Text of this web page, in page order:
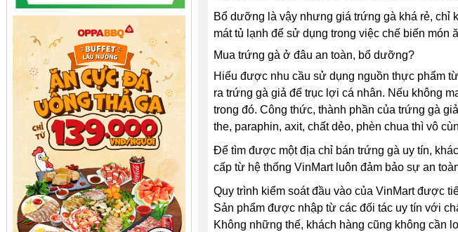
Bổ dưỡng là vậy nhưng giá trứng gà khá rẻ, chỉ
mát tủ lạnh để sử dụng trong việc chế biến món
Mua trứng gà ở đâu an toàn, bổ dưỡng?
Hiểu được nhu cầu sử dụng nguồn thực phẩm
ra trứng gà giả để trục lợi cá nhân. Nếu không
trong đó. Công thức, thành phần của trứng gà
the, paraphin, axit, chất dẻo, phèn chua thì vô
Để tìm được một địa chỉ bán trứng gà uy tín,
cấp từ hệ thống VinMart luôn đảm bảo sự an
Quy trình kiểm soát đầu vào của VinMart được
Sản phẩm được nhập từ các đối tác uy tín với
Không những thế, khách hàng cũng không cần